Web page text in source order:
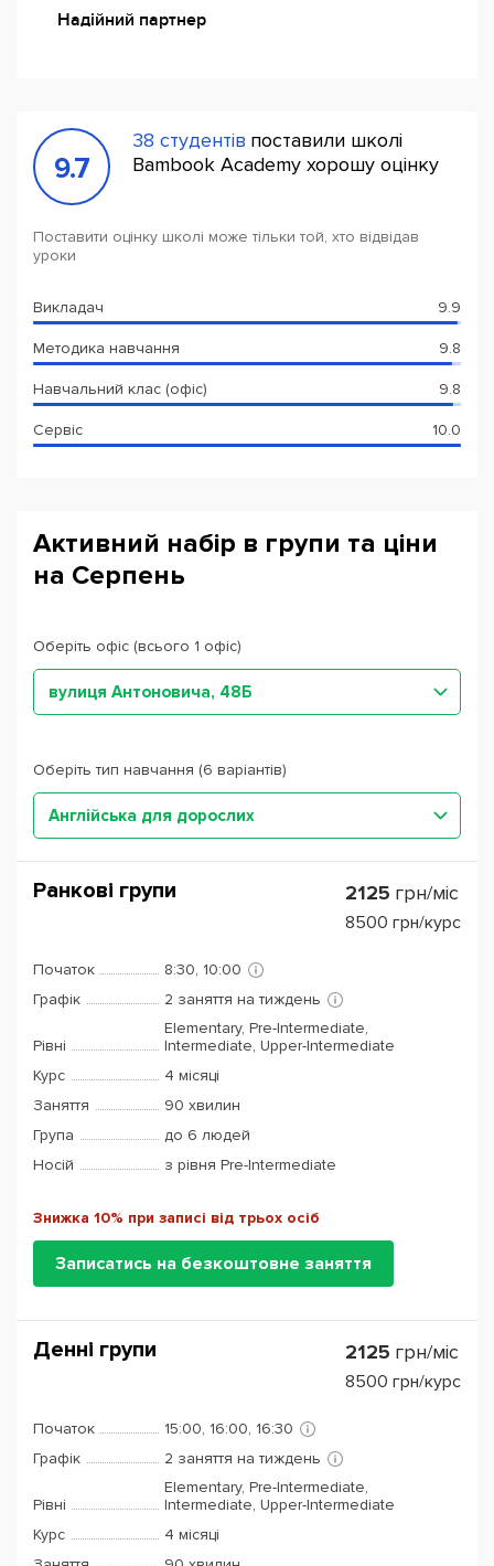
Надійний партнер
9.7
38 студентів поставили школі
Bambook Academy хорошу оцінку
Поставити оцінку школі може тільки той, хто відвідав
уроки
Викладач 9.9
Методика навчання 9.8
Навчальний клас (офіс) 9.8
Сервіс 10.0
Активний набір в групи та ціни
на Серпень
Оберіть офіс (всього 1 офіс)
вулиця Антоновича, 48Б
Оберіть тип навчання (6 варіантів)
Англійська для дорослих
Ранкові групи 2125 грн/міс
8500 грн/курс
Початок
8:30, 10:00
Графік
2 заняття на тиждень
Рівні
Elementary, Pre-Intermediate,
Intermediate, Upper-Intermediate
Курс
4 місяці
Заняття
90 хвилин
Група
до 6 людей
Носій
з рівня Pre-Intermediate
Знижка 10% при записі від трьох осіб
Записатись на безкоштовне заняття
Денні групи 2125 грн/міс
8500 грн/курс
Початок
15:00, 16:00, 16:30
Графік
2 заняття на тиждень
Рівні
Elementary, Pre-Intermediate,
Intermediate, Upper-Intermediate
Курс
4 місяці